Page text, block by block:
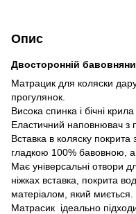
Опис
Двосторонній
Матрацик для коляски
прогулянок.
Висока спинка і бічні
Еластичний наповнювач з
Вставка в коляску покрита
гладкою 100% бавовною,
Має універсальні отвори
ніжках вставка, покрита
матеріалом, який миється.
Матрасик ідеально